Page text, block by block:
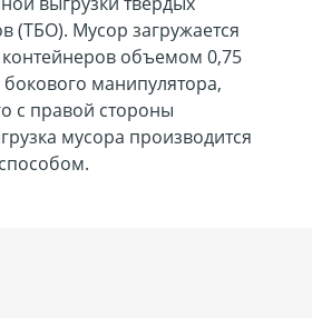
(ТБО). Мусор загружается
контейнеров объемом 0,75
манипулятора,
с правой стороны
мусора производится